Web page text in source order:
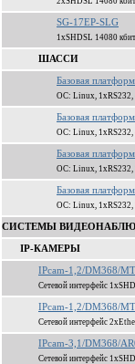
SG-17EP-SLG
1xSHDSL 14080
ШАССИ
Базовая
ОС: Linux, 1xRS232,
Базовая
ОС: Linux, 1xRS232,
Базовая
ОС: Linux, 1xRS232,
Базовая
ОС: Linux, 1xRS232,
СИСТЕМЫ
IP-КАМЕРЫ
IPcam-1,2/DM368/
Сетевой интерфейс
IPcam-1,2/DM368/
Сетевой интерфейс
IPcam-3,1/DM368/
Сетевой интерфейс